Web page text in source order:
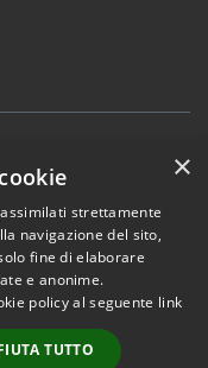
Mappa del sito
byMunicipium•
×
strettamente
navigazione del sito,
fine di elaborare
e anonime.
policy al seguente link
TUTTO